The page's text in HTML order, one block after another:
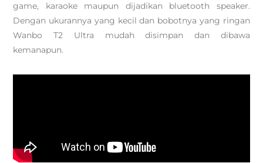
game, karaoke maupun dijadikan bluetooth speaker.
Dengan ukurannya yang kecil dan bobotnya yang ringan
Wanbo T2 Ultra mudah disimpan dan dibawa
kemanapun.